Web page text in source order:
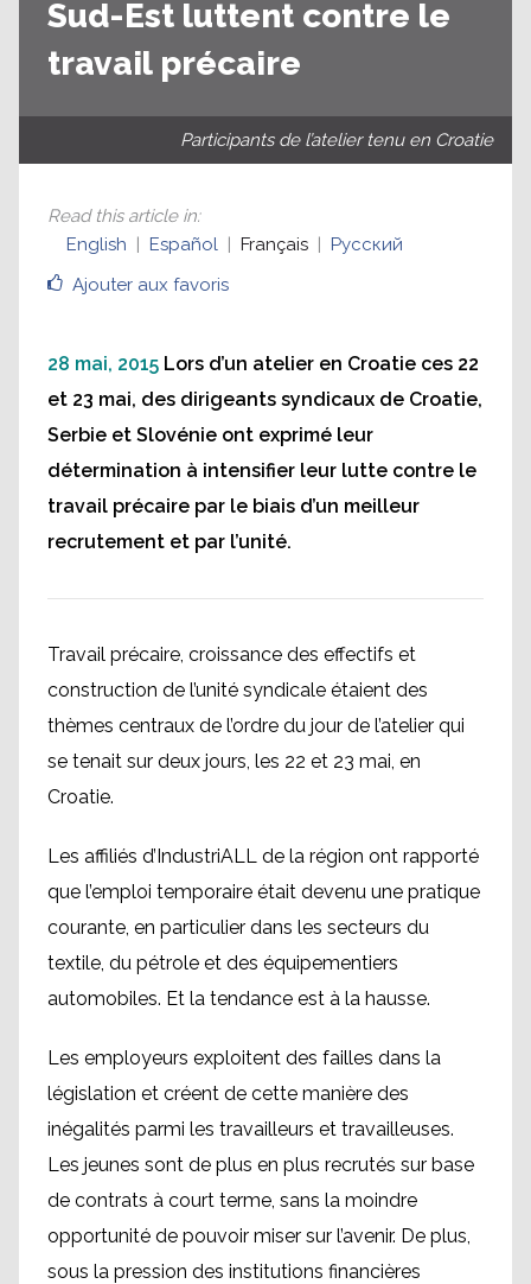
Sud-Est luttent contre le
travail précaire
Participants de l’atelier tenu en Croatie
Ajouter aux favoris
Read this article in:
English
Español Français Русский
28 mai, 2015 Lors d’un atelier en Croatie ces 22
et 23 mai, des dirigeants syndicaux de Croatie,
Serbie et Slovénie ont exprimé leur
détermination à intensifier leur lutte contre le
travail précaire par le biais d’un meilleur
recrutement et par l’unité.
Travail précaire, croissance des effectifs et
construction de l’unité syndicale étaient des
thèmes centraux de l’ordre du jour de l’atelier qui
se tenait sur deux jours, les 22 et 23 mai, en
Croatie.
Les affiliés d’IndustriALL de la région ont rapporté
que l’emploi temporaire était devenu une pratique
courante, en particulier dans les secteurs du
textile, du pétrole et des équipementiers
automobiles. Et la tendance est à la hausse.
Les employeurs exploitent des failles dans la
législation et créent de cette manière des
inégalités parmi les travailleurs et travailleuses.
Les jeunes sont de plus en plus recrutés sur base
de contrats à court terme, sans la moindre
opportunité de pouvoir miser sur l’avenir. De plus,
sous la pression des institutions financières